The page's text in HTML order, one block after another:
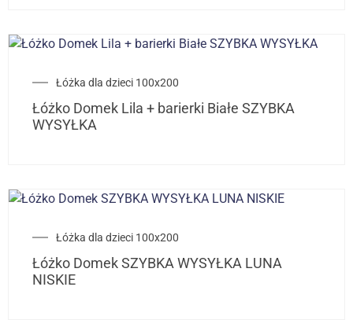
Łóżka dla dzieci 100x200
Łóżko Domek Lila + barierki Białe SZYBKA
WYSYŁKA
Łóżka dla dzieci 100x200
Łóżko Domek SZYBKA WYSYŁKA LUNA
NISKIE